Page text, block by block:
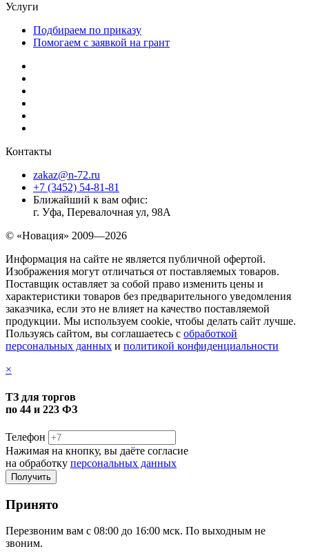
Услуги
Подбираем по приказу
Помогаем с заявкой на грант
Контакты
zakaz@n-72.ru
+7 (3452) 54-81-81
Ближайший к вам офис:
г. Уфа, Перевалочная ул, 98А
© «Новация» 2009—2026
Информация на сайте не является публичной офертой.
Изображения могут отличаться от поставляемых товаров.
Поставщик оставляет за собой право изменить цены и
характеристики товаров без предварительного уведомления
заказчика, если это не влияет на качество поставляемой
продукции. Мы используем cookie, чтобы делать сайт лучше.
Пользуясь сайтом, вы соглашаетесь с обработкой
персональных данных и политикой конфиденциальности
×
ТЗ для торгов
по 44 и 223 ФЗ
Телефон
Нажимая на кнопку, вы даёте согласие
на обработку персональных данных
Принято
Перезвоним вам с 08:00 до 16:00 мск. По выходным не
звоним.